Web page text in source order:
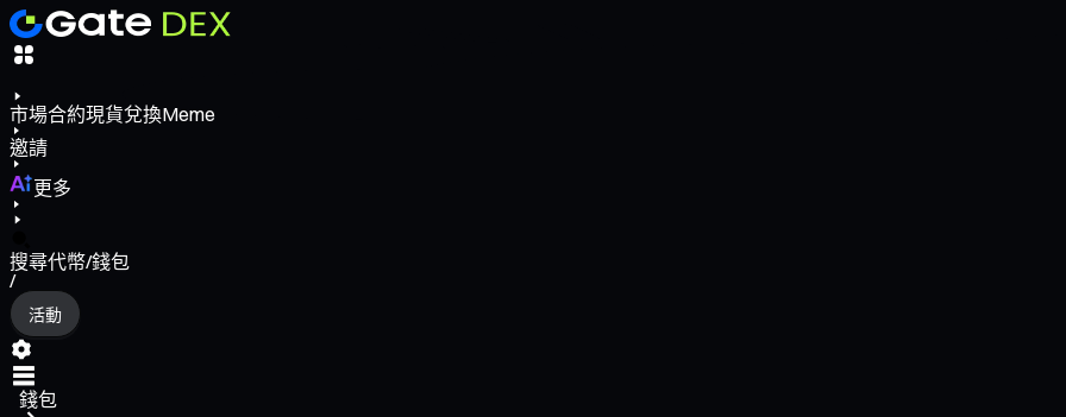
市場合約現貨兌換Meme
邀請
更多
搜尋代幣/錢包
/
活動
錢包